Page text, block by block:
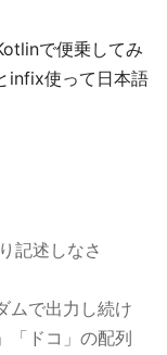
で便乗してみ
infix使って日本語
記述しなさ
ムで出力し続け
「ドコ」の配列